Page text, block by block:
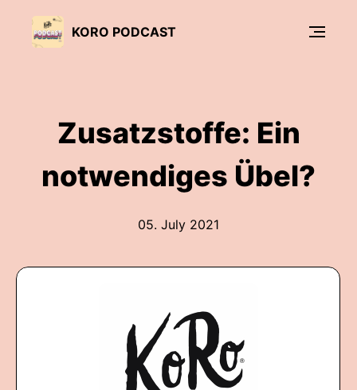
KORO PODCAST
Zusatzstoffe: Ein
notwendiges Übel?
05. July 2021